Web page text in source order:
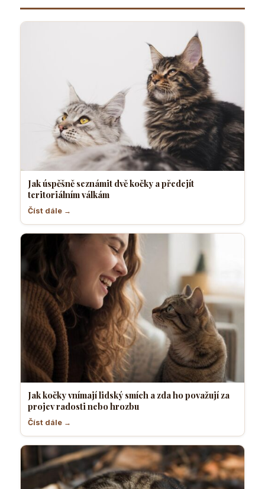
Jak úspěšně seznámit dvě kočky a předejít
teritoriálním válkám
Číst dále →
Jak kočky vnímají lidský smích a zda ho považují za
projev radosti nebo hrozbu
Číst dále →